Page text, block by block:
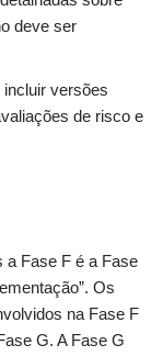
deve ser
versões
de risco e
a Fase F é a Fase
Os
na Fase F
G. A Fase G